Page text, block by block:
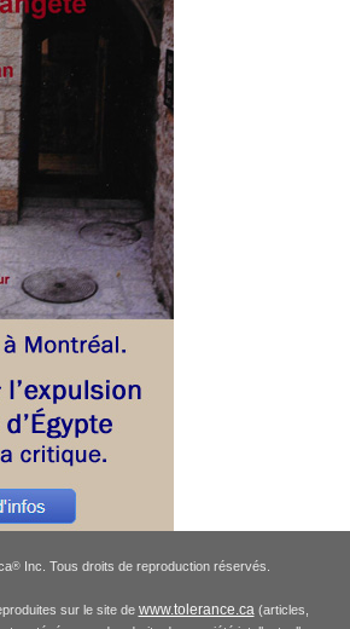
®Inc. Tous droits de reproduction réservés.
sur le site de www.tolerance.ca (articles,